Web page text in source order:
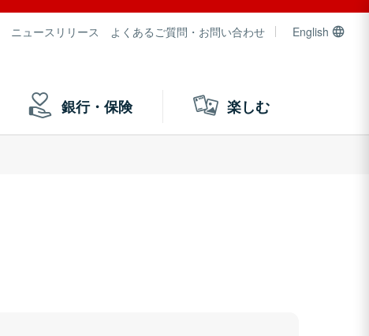
ニュースリリース よくあるご質問・お問い合わせ English
銀行・保険 楽しむ